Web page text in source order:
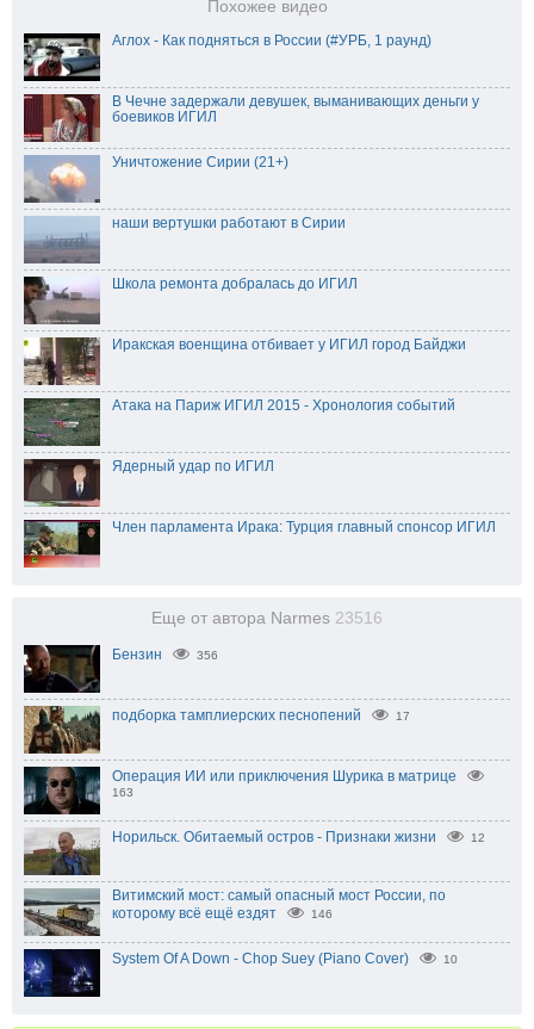
Похожее видео
Аглох - Как подняться в России (#УРБ, 1 раунд)
В Чечне задержали девушек, выманивающих деньги у
боевиков ИГИЛ
Уничтожение Сирии (21+)
наши вертушки работают в Сирии
Школа ремонта добралась до ИГИЛ
Иракская военщина отбивает у ИГИЛ город Байджи
Атака на Париж ИГИЛ 2015 - Хронология событий
Ядерный удар по ИГИЛ
Член парламента Ирака: Турция главный спонсор ИГИЛ
Еще от автора Narmes 23516
Бензин 356
подборка тамплиерских песнопений 17
Операция ИИ или приключения Шурика в матрице
163
Норильск. Обитаемый остров - Признаки жизни 12
Витимский мост: самый опасный мост России, по
которому всё ещё ездят
146
System Of A Down - Chop Suey (Piano Cover) 10